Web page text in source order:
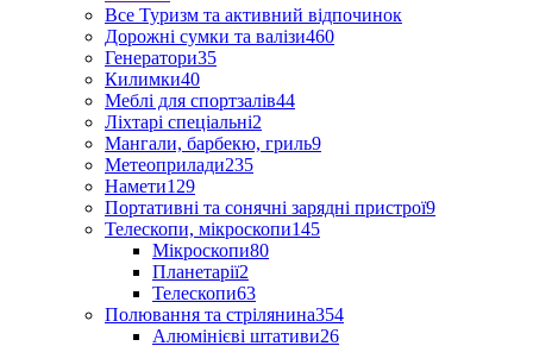
Все Туризм та активний відпочинок
Дорожні сумки та валізи460
Генератори35
Килимки40
Меблі для спортзалів44
Ліхтарі спеціальні2
Мангали, барбекю, гриль9
Метеоприлади235
Намети129
Портативні та сонячні зарядні пристрої9
Телескопи, мікроскопи145
Мікроскопи80
Планетарії2
Телескопи63
Полювання та стрілянина354
Алюмінієві штативи26